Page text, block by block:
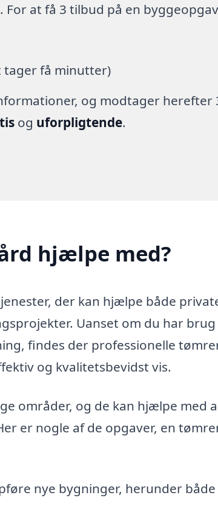
at få 3 tilbud på en
få minutter)
og modtager herefter
og uforpligtende.
hjælpe med?
der kan hjælpe både
Uanset om du har
findes der professionelle
og kvalitetsbevidst vis.
områder, og de kan hjælpe med
er nogle af de opgaver, en
nye bygninger, herunder både